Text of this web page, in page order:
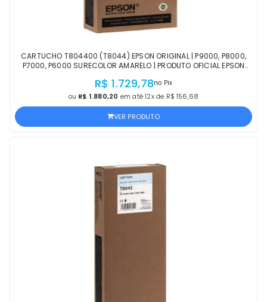
CARTUCHO T804400 (T8044) EPSON ORIGINAL | P9000, P8000,
P7000, P6000 SURECOLOR AMARELO | PRODUTO OFICIAL EPSON
R$ 1.729,78no Pix
ou R$ 1.880,20 em até 12x de R$ 156,68
VER PRODUTO